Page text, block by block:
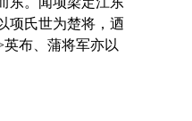
项氏世为楚将，迺
英布、蒲将军亦以